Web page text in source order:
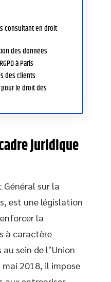
consultant en droit
des données
à Paris
des clients
le droit des
juridique
Général sur la
est une législation
la
à caractère
sein de l’Union
2018, il impose